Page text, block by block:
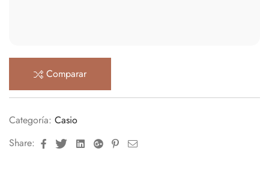
Comparar
Categoría: Casio
Share:
FacebookTwitterLinkedinGoogle+Pinterest
Email